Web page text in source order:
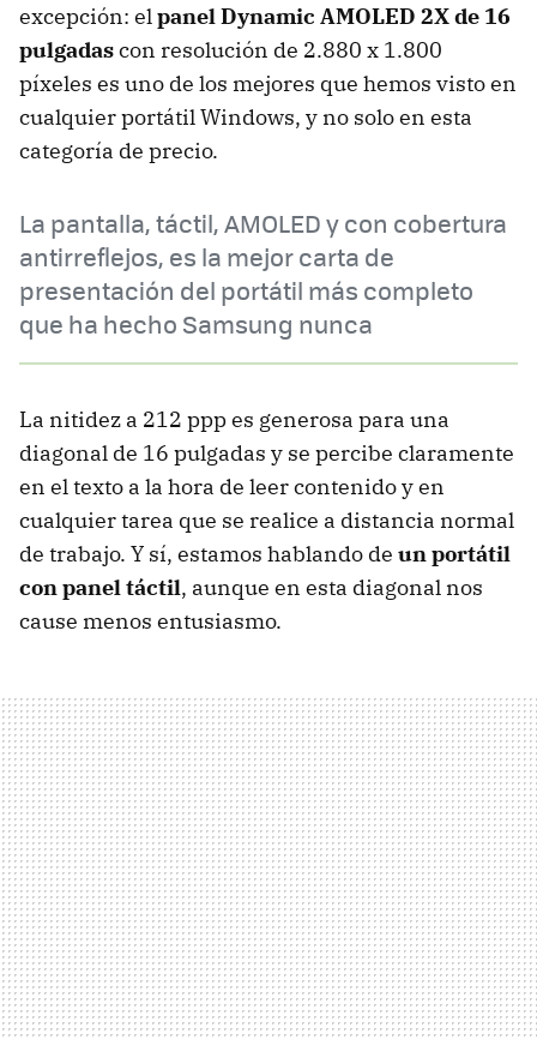
excepción: elpanel Dynamic AMOLED 2X de 16
pulgadascon resolución de 2.880 x 1.800
píxeles es uno de los mejores que hemos visto en
cualquier portátil Windows, y no solo en esta
categoría de precio.
La pantalla, táctil, AMOLED y con cobertura
antirreflejos, es la mejor carta de
presentación del portátil más completo
que ha hecho Samsung nunca
La nitidez a 212 ppp es generosa para una
diagonal de 16 pulgadas y se percibe claramente
en el texto a la hora de leer contenido y en
cualquier tarea que se realice a distancia normal
de trabajo. Y sí, estamos hablando de un portátil
con panel táctil, aunque en esta diagonal nos
cause menos entusiasmo.